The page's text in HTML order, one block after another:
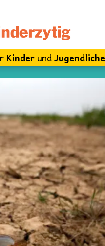
KinderundJugendliche